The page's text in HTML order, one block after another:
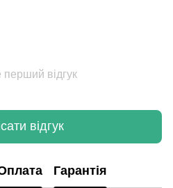
перший відгук
відгук
Гарантія